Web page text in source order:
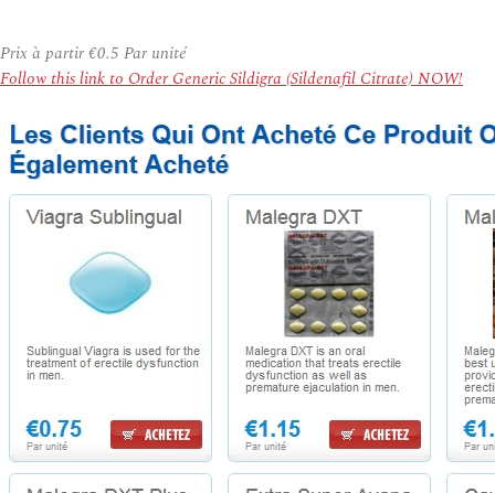
Prix à partir€0.5 Par unité
Follow this link to Order Generic Sildigra (Sildenafil Citrate) NOW!